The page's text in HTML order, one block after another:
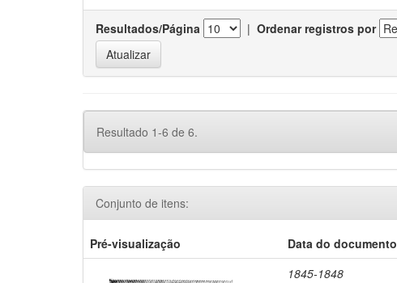
Resultados/Página | Ordenar registros por
Resultado 1-6 de 6.
Conjunto de itens:
Pré-visualização Data do documento
1845-1848